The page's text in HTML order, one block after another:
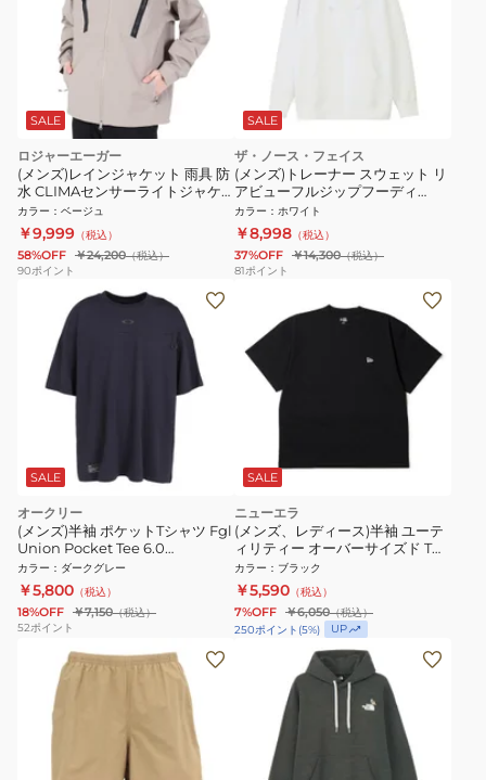
SALE
ロジャーエーガー
(メンズ)レインジャケット 雨具 防
水 CLIMAセンサーライトジャケ
ット RE23SHY5610024BEG ベー
ジュ 収納袋付 撥水
カラー ： ベージュ
￥9,999 （税込）
58%OFF ￥24,200（税込）
90ポイント
SALE
ザ・ノース・フェイス
(メンズ)トレーナー スウェット リ
アビューフルジップフーディ
NT12442 WW
カラー ： ホワイト
￥8,998 （税込）
37%OFF ￥14,300（税込）
81ポイント
SALE
オークリー
(メンズ)半袖 ポケットTシャツ Fgl
Union Pocket Tee 6.0
FOA408797-01N 接触冷感 UVカ
ット
カラー ： ダークグレー
￥5,800 （税込）
18%OFF ￥7,150（税込）
52ポイント
SALE
ニューエラ
(メンズ、レディース)半袖 ユーテ
ィリティー オーバーサイズド Tシ
ャツ 14774263
カラー ： ブラック
￥5,590 （税込）
7%OFF ￥6,050（税込）
250ポイント (5%) UP